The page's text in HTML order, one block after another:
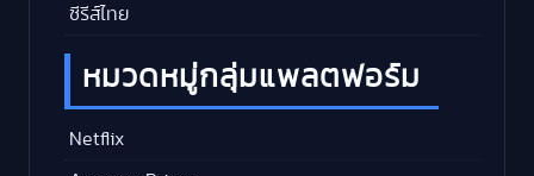
ซีรีส์ไทย
หมวดหมู่กลุ่มแพลตฟอร์ม
Netflix